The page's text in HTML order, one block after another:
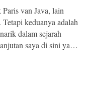
van Java, lain
keduanya adalah
dalam sejarah
saya di sini ya…